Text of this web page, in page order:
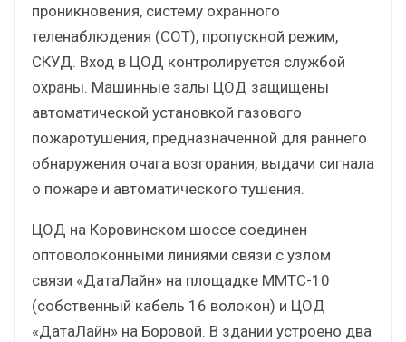
проникновения, систему охранного
теленаблюдения (СОТ), пропускной режим,
СКУД. Вход в ЦОД контролируется службой
охраны. Машинные залы ЦОД защищены
автоматической установкой газового
пожаротушения, предназначенной для раннего
обнаружения очага возгорания, выдачи сигнала
о пожаре и автоматического тушения.
ЦОД на Коровинском шоссе соединен
оптоволоконными линиями связи с узлом
связи «ДатаЛайн» на площадке ММТС-10
(собственный кабель 16 волокон) и ЦОД
«ДатаЛайн» на Боровой. В здании устроено два